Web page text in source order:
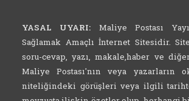
YASAL UYARI: Maliye Postası
Sağlamak Amaçlı İnternet Sitesidir.
soru-cevap, yazı, makale,haber ve
Maliye Postası'nın veya yazarların
niteliğindeki görüşleri veya ilgili